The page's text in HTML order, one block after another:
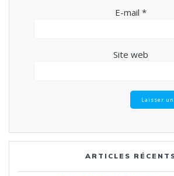
E-mail *
Site web
ARTICLES